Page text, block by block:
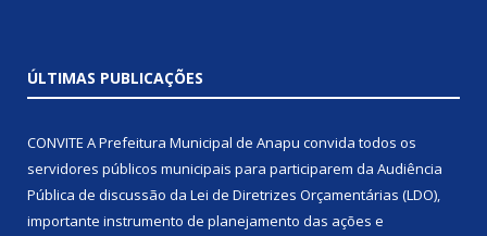
ÚLTIMAS PUBLICAÇÕES
CONVITE A Prefeitura Municipal de Anapu convida todos os
servidores públicos municipais para participarem da Audiência
Pública de discussão da Lei de Diretrizes Orçamentárias (LDO),
importante instrumento de planejamento das ações e